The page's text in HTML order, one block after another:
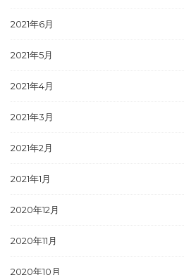
2021年6月
2021年5月
2021年4月
2021年3月
2021年2月
2021年1月
2020年12月
2020年11月
2020年10月